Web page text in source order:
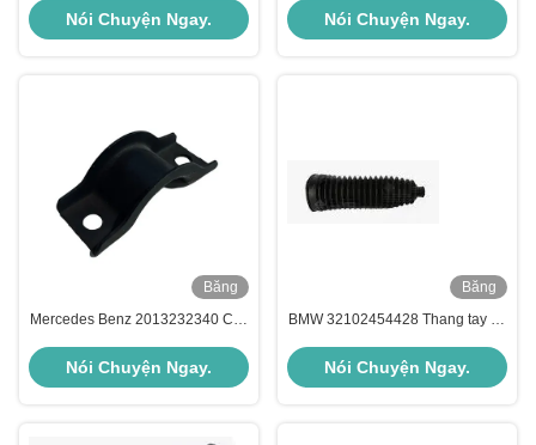
đặt
Nói Chuyện Ngay. Nói Chuyện Ngay.
Băng
hình
Mercedes Benz 2013232340 Các
định
Nói Chuyện Ngay.
Băng
hình
BMW 32102454428 Thang tay lái
phụ tùng treo
Nói Chuyện Ngay.